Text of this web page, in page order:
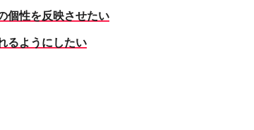
個性を反映させたい
るようにしたい